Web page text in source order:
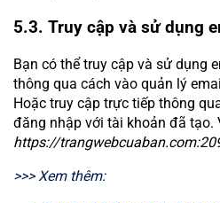
5.3. Truy cập và sử dụng
Bạn có thể truy cập và sử dụng
thông qua cách vào quản lý
Hoặc truy cập trực tiếp thông
đăng nhập với tài khoản đã tạo.
https://
>>> Xem thêm: